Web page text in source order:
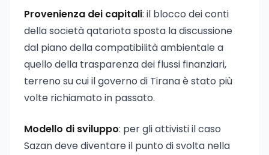
Provenienza dei capitali: il blocco dei conti
della società qatariota sposta la discussione
dal piano della compatibilità ambientale a
quello della trasparenza dei flussi finanziari,
terreno su cui il governo di Tirana è stato più
volte richiamato in passato.
Modello di sviluppo: per gli attivisti il caso
Sazan deve diventare il punto di svolta nella